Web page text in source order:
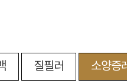
질필러 소양증